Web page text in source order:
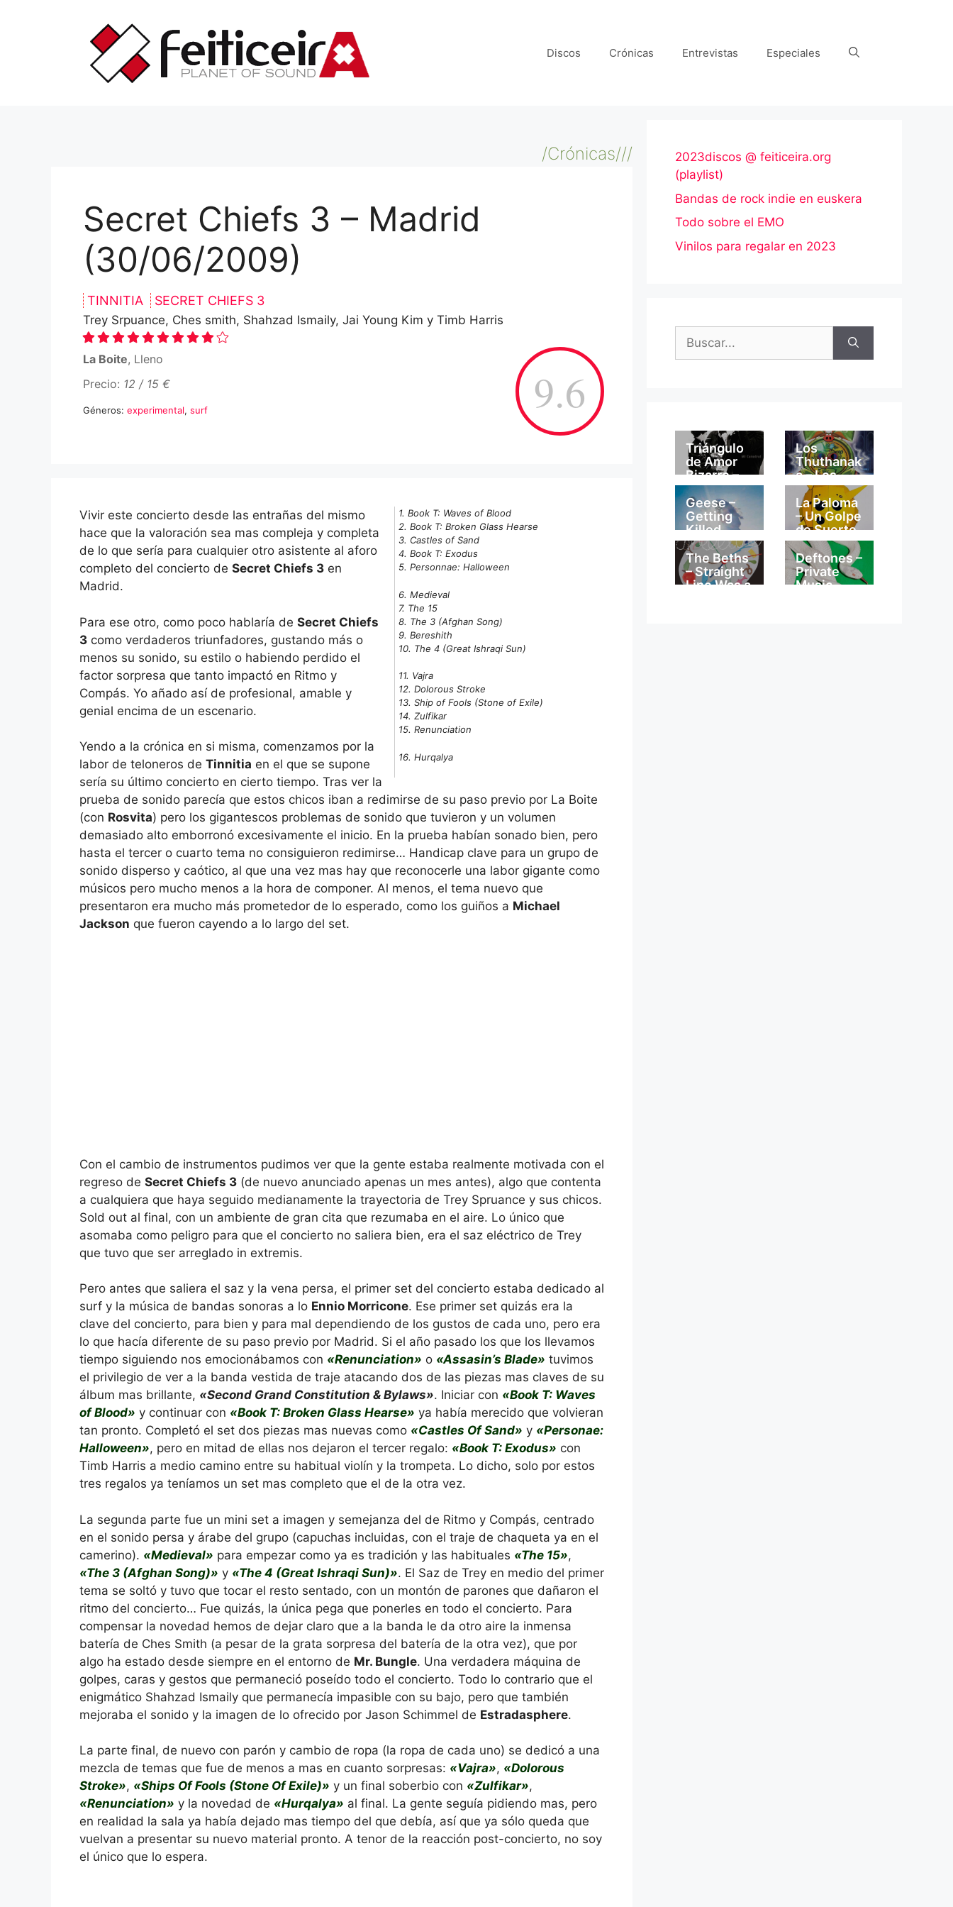
Discos Crónicas Entrevistas Especiales
/Crónicas///
Secret Chiefs 3 – Madrid
(30/06/2009)
TINNITIA SECRET CHIEFS 3
Trey Srpuance, Ches smith, Shahzad Ismaily, Jai Young Kim y Timb Harris
9.6
La Boite, Lleno
Precio: 12 / 15 €
Géneros: experimental, surf
1. Book T: Waves of Blood
2. Book T: Broken Glass Hearse
3. Castles of Sand
4. Book T: Exodus
5. Personnae: Halloween
6. Medieval
7. The 15
8. The 3 (Afghan Song)
9. Bereshith
10. The 4 (Great Ishraqi Sun)
11. Vajra
12. Dolorous Stroke
13. Ship of Fools (Stone of Exile)
14. Zulfikar
15. Renunciation
16. Hurqalya
Vivir este concierto desde las entrañas del mismo
hace que la valoración sea mas compleja y completa
de lo que sería para cualquier otro asistente al aforo
completo del concierto de Secret Chiefs 3 en
Madrid.
Para ese otro, como poco hablaría de Secret Chiefs
3 como verdaderos triunfadores, gustando más o
menos su sonido, su estilo o habiendo perdido el
factor sorpresa que tanto impactó en Ritmo y
Compás. Yo añado así de profesional, amable y
genial encima de un escenario.
Yendo a la crónica en si misma, comenzamos por la
labor de teloneros de Tinnitia en el que se supone
sería su último concierto en cierto tiempo. Tras ver la
prueba de sonido parecía que estos chicos iban a redimirse de su paso previo por La Boite
(con Rosvita) pero los gigantescos problemas de sonido que tuvieron y un volumen
demasiado alto emborronó excesivamente el inicio. En la prueba habían sonado bien, pero
hasta el tercer o cuarto tema no consiguieron redimirse… Handicap clave para un grupo de
sonido disperso y caótico, al que una vez mas hay que reconocerle una labor gigante como
músicos pero mucho menos a la hora de componer. Al menos, el tema nuevo que
presentaron era mucho más prometedor de lo esperado, como los guiños a Michael
Jackson que fueron cayendo a lo largo del set.
Con el cambio de instrumentos pudimos ver que la gente estaba realmente motivada con el
regreso de Secret Chiefs 3 (de nuevo anunciado apenas un mes antes), algo que contenta
a cualquiera que haya seguido medianamente la trayectoria de Trey Spruance y sus chicos.
Sold out al final, con un ambiente de gran cita que rezumaba en el aire. Lo único que
asomaba como peligro para que el concierto no saliera bien, era el saz eléctrico de Trey
que tuvo que ser arreglado in extremis.
Pero antes que saliera el saz y la vena persa, el primer set del concierto estaba dedicado al
surf y la música de bandas sonoras a lo Ennio Morricone. Ese primer set quizás era la
clave del concierto, para bien y para mal dependiendo de los gustos de cada uno, pero era
lo que hacía diferente de su paso previo por Madrid. Si el año pasado los que los llevamos
tiempo siguiendo nos emocionábamos con «Renunciation» o «Assasin’s Blade» tuvimos
el privilegio de ver a la banda vestida de traje atacando dos de las piezas mas claves de su
álbum mas brillante, «Second Grand Constitution & Bylaws». Iniciar con «Book T: Waves
of Blood» y continuar con «Book T: Broken Glass Hearse» ya había merecido que volvieran
tan pronto. Completó el set dos piezas mas nuevas como «Castles Of Sand» y «Personae:
Halloween», pero en mitad de ellas nos dejaron el tercer regalo: «Book T: Exodus» con
Timb Harris a medio camino entre su habitual violín y la trompeta. Lo dicho, solo por estos
tres regalos ya teníamos un set mas completo que el de la otra vez.
La segunda parte fue un mini set a imagen y semejanza del de Ritmo y Compás, centrado
en el sonido persa y árabe del grupo (capuchas incluidas, con el traje de chaqueta ya en el
camerino). «Medieval» para empezar como ya es tradición y las habituales «The 15»,
«The 3 (Afghan Song)» y «The 4 (Great Ishraqi Sun)». El Saz de Trey en medio del primer
tema se soltó y tuvo que tocar el resto sentado, con un montón de parones que dañaron el
ritmo del concierto… Fue quizás, la única pega que ponerles en todo el concierto. Para
compensar la novedad hemos de dejar claro que a la banda le da otro aire la inmensa
batería de Ches Smith (a pesar de la grata sorpresa del batería de la otra vez), que por
algo ha estado desde siempre en el entorno de Mr. Bungle. Una verdadera máquina de
golpes, caras y gestos que permaneció poseído todo el concierto. Todo lo contrario que el
enigmático Shahzad Ismaily que permanecía impasible con su bajo, pero que también
mejoraba el sonido y la imagen de lo ofrecido por Jason Schimmel de Estradasphere.
La parte final, de nuevo con parón y cambio de ropa (la ropa de cada uno) se dedicó a una
mezcla de temas que fue de menos a mas en cuanto sorpresas: «Vajra», «Dolorous
Stroke», «Ships Of Fools (Stone Of Exile)» y un final soberbio con «Zulfikar»,
«Renunciation» y la novedad de «Hurqalya» al final. La gente seguía pidiendo mas, pero
en realidad la sala ya había dejado mas tiempo del que debía, así que ya sólo queda que
vuelvan a presentar su nuevo material pronto. A tenor de la reacción post-concierto, no soy
el único que lo espera.
2023discos @ feiticeira.org
(playlist)
Bandas de rock indie en euskera
Todo sobre el EMO
Vinilos para regalar en 2023
Triángulo
de Amor
Bizarro –
Mi
Catedral
Los
Thuthanak
a – Los
Thuthanak
a
Geese –
Getting
Killed
La Paloma
– Un Golpe
de Suerte
The Beths
– Straight
Line Was a
Deftones –
Private
Music